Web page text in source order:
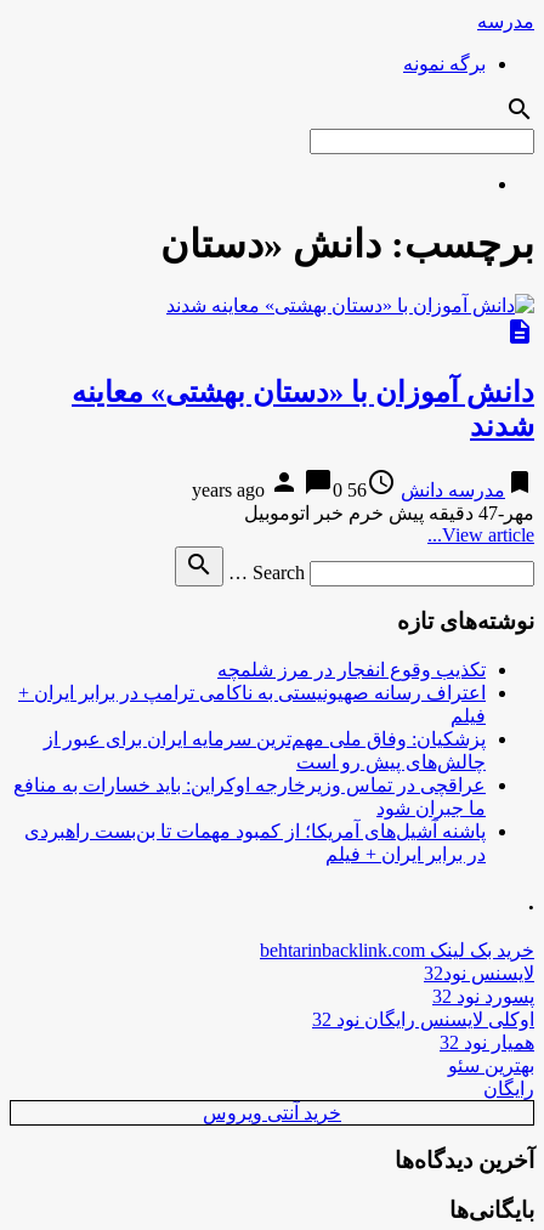
مدرسه
برگه نمونه
search
برچسب: دانش «دستان
description
دانش آموزان با «دستان بهشتی» معاینه
شدند
bookmark مدرسه دانش access_time
56 years ago
person chat_bubble0
مهر-47 دقیقه پیش خرم خبر اتوموبیل
View article...
Search …
search
نوشته‌های تازه
تکذیب وقوع انفجار در مرز شلمچه
اعتراف رسانه صهیونیستی به ناکامی ترامپ در برابر ایران +
فیلم
پزشکیان: وفاق ملی مهم‌ترین سرمایه ایران برای عبور از
چالش‌های پیش رو است
عراقچی در تماس وزیرخارجه اوکراین: باید خسارات به منافع
ما جبران شود
پاشنه آشیل‌های آمریکا؛ از کمبود مهمات تا بن‌بست راهبردی
در برابر ایران + فیلم
.
خرید بک لینک behtarinbacklink.com
لایسنس نود32
پسورد نود 32
اوکلی لایسنس رایگان نود 32
همیار نود 32
بهترین سئو
رایگان
خرید آنتی ویروس
آخرین دیدگاه‌ها
بایگانی‌ها